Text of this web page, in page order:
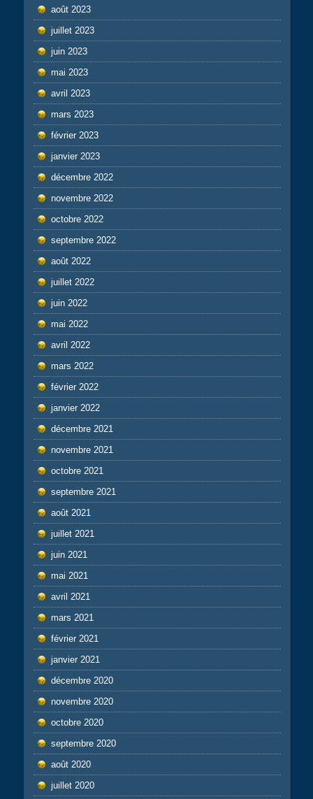
août 2023
juillet 2023
juin 2023
mai 2023
avril 2023
mars 2023
février 2023
janvier 2023
décembre 2022
novembre 2022
octobre 2022
septembre 2022
août 2022
juillet 2022
juin 2022
mai 2022
avril 2022
mars 2022
février 2022
janvier 2022
décembre 2021
novembre 2021
octobre 2021
septembre 2021
août 2021
juillet 2021
juin 2021
mai 2021
avril 2021
mars 2021
février 2021
janvier 2021
décembre 2020
novembre 2020
octobre 2020
septembre 2020
août 2020
juillet 2020